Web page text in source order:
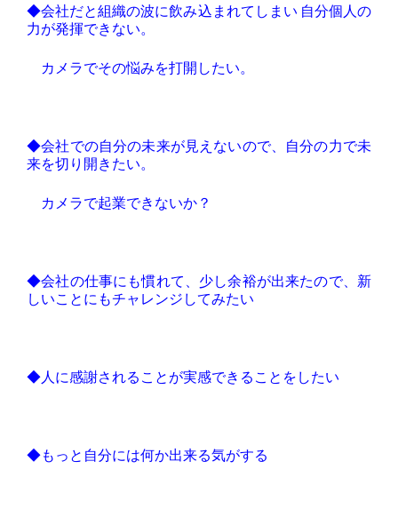
◆会社だと組織の波に飲み込まれてしまい 自分個人の
力が発揮できない。
カメラでその悩みを打開したい。
◆会社での自分の未来が見えないので、自分の力で未
来を切り開きたい。
カメラで起業できないか？
◆会社の仕事にも慣れて、少し余裕が出来たので、新
しいことにもチャレンジしてみたい
◆人に感謝されることが実感できることをしたい
◆もっと自分には何か出来る気がする